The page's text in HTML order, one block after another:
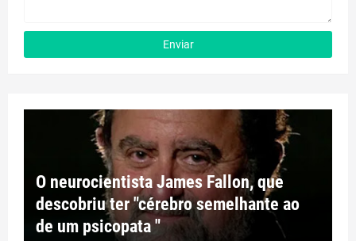
O neurocientista James Fallon, que
descobriu ter "cérebro semelhante ao
de um psicopata "